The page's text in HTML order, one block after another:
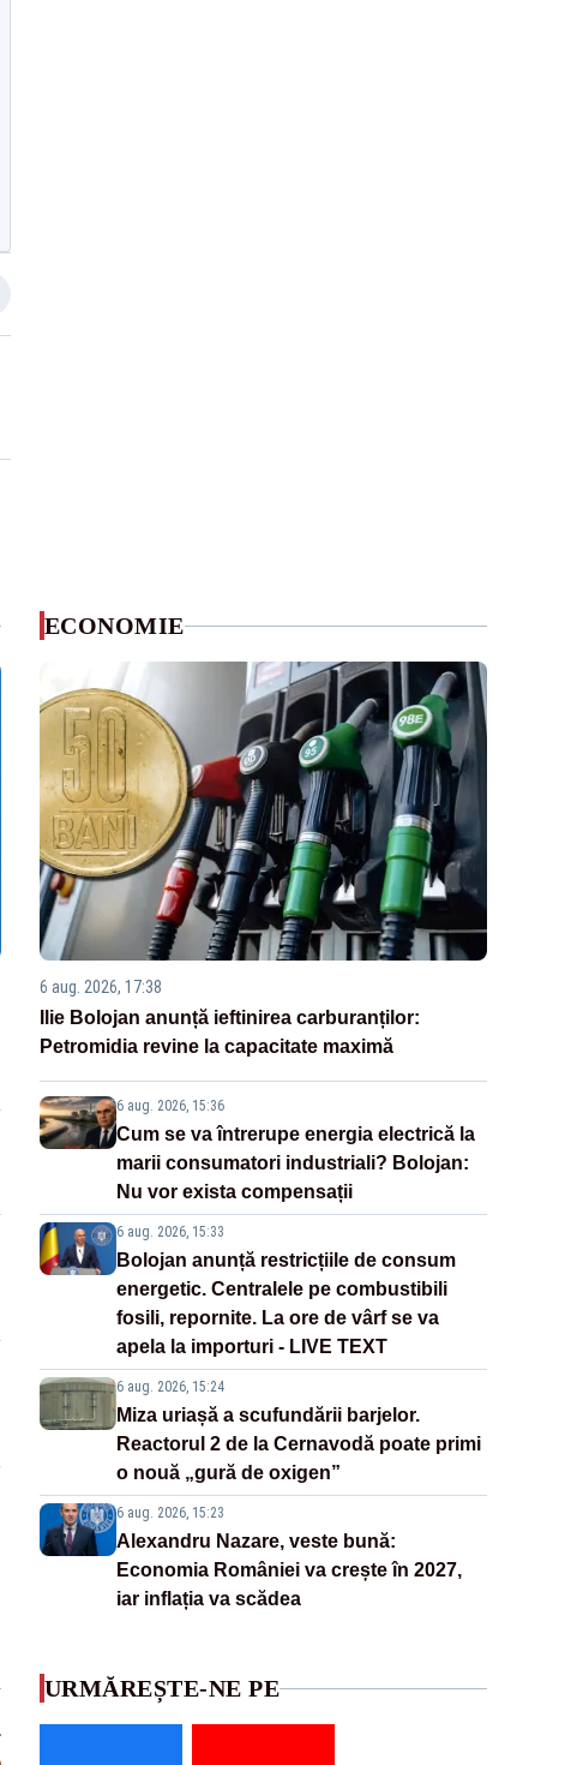
ECONOMIE
6 aug. 2026, 17:38
Ilie Bolojan anunță ieftinirea carburanților:
Petromidia revine la capacitate maximă
6 aug. 2026, 15:36
Cum se va întrerupe energia electrică la
marii consumatori industriali? Bolojan:
Nu vor exista compensații
6 aug. 2026, 15:33
Bolojan anunță restricțiile de consum
energetic. Centralele pe combustibili
fosili, repornite. La ore de vârf se va
apela la importuri - LIVE TEXT
6 aug. 2026, 15:24
Miza uriașă a scufundării barjelor.
Reactorul 2 de la Cernavodă poate primi
o nouă „gură de oxigen”
6 aug. 2026, 15:23
Alexandru Nazare, veste bună:
Economia României va crește în 2027,
iar inflația va scădea
URMĂREȘTE-NE PE